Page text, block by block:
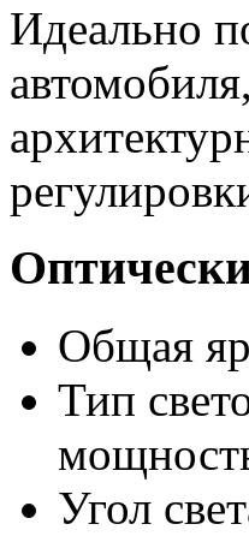
Идеально
Общая
Тип
Угол